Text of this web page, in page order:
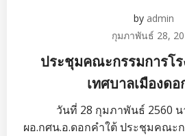
by admin
กุมภาพันธ์ 28,
ประชุมคณะกรรมการโร
เทศบาลเมืองด
วันที่ 28 กุมภาพันธ์ 2560
ผอ.กศน.อ.ดอกคำใต้ ประชุมคณะก